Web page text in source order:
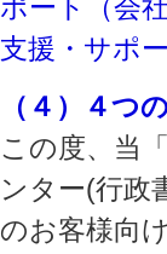
ポート（会
支援・サポ
（４）４つ
この度、当
ンター(行政
のお客様向